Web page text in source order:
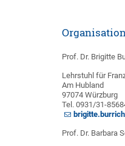
Prof. Dr. Brigitte
Lehrstuhl für
Am Hubland
97074 Würzburg
Tel. 0931/31-
Prof. Dr. Barbara